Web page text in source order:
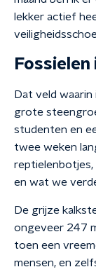
lekker actief
Dat veld
grote
studenten en
twee weken
en wat we
De grijze
ongeveer 247
toen een
mensen, en